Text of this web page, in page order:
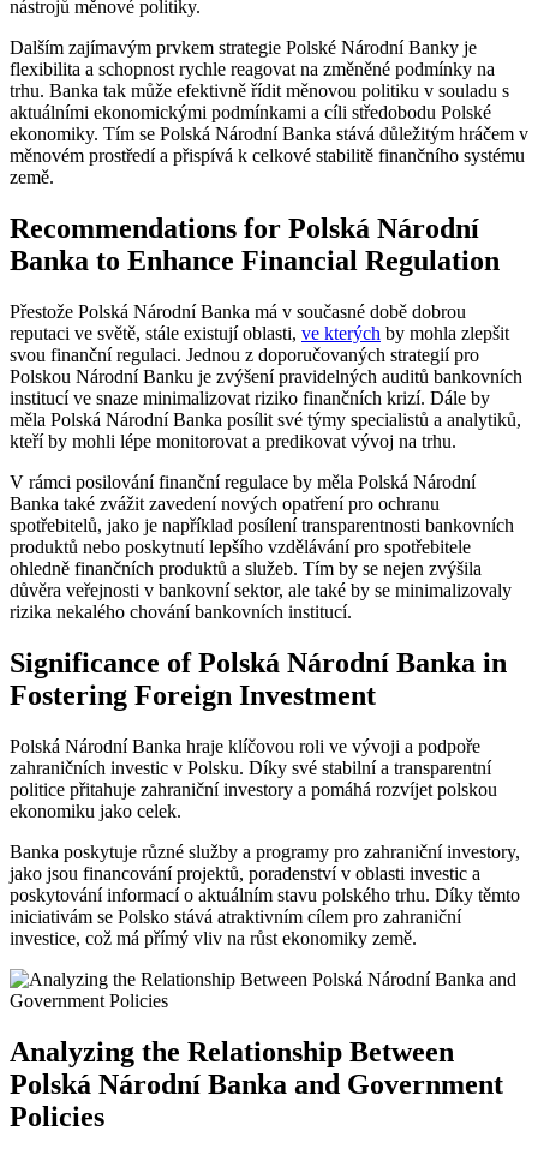
nástrojů měnové politiky.
Dalším ⁢zajímavým prvkem strategie Polské Národní‌ Banky ‌je
flexibilita a schopnost rychle reagovat na změněné podmínky na
trhu. Banka tak může efektivně řídit měnovou politiku⁤ v souladu s
‍aktuálními ekonomickými podmínkami ⁣a cíli středobodu Polské
⁣ekonomiky. Tím se Polská Národní Banka stává důležitým hráčem v
měnovém prostředí a přispívá ⁢k celkové stabilitě finančního systému
země.
Recommendations ‌for Polská Národní
Banka to Enhance Financial Regulation
Přestože ⁢Polská Národní Banka má v ​současné ‍době dobrou
reputaci ve světě, stále existují oblasti, ve ​kterých by mohla zlepšit
svou finanční ‍regulaci. Jednou⁤ z doporučovaných strategií pro
Polskou Národní‍ Banku je zvýšení pravidelných auditů bankovních
institucí‌ ve ⁣snaze minimalizovat riziko finančních krizí. Dále by
měla Polská Národní Banka posílit své týmy specialistů a analytiků,
kteří by mohli lépe monitorovat a predikovat vývoj na‌ trhu.
V‍ rámci posilování ⁢finanční ⁤regulace by‌ měla ⁢Polská​ Národní
Banka⁤ také zvážit⁤ zavedení nových opatření pro ochranu
spotřebitelů, jako je například posílení transparentnosti bankovních
produktů nebo poskytnutí lepšího vzdělávání pro spotřebitele
ohledně finančních produktů ‌a služeb. Tím by se nejen zvýšila
důvěra veřejnosti⁤ v bankovní sektor, ale‍ také by ​se minimalizovaly
⁢rizika nekalého chování ​bankovních institucí.
Significance of ​Polská Národní Banka in
Fostering ‍Foreign Investment
Polská Národní ⁤Banka hraje ​klíčovou roli ve vývoji ‌a podpoře
zahraničních investic v Polsku. Díky ⁤své ⁤stabilní⁣ a transparentní
politice⁣ přitahuje zahraniční investory a pomáhá rozvíjet polskou
ekonomiku jako celek.
Banka poskytuje různé‍ služby‌ a programy pro zahraniční investory,
jako jsou financování projektů,⁤ poradenství v oblasti investic a
poskytování informací o aktuálním stavu polského trhu. Díky těmto
‍iniciativám ​se Polsko stává atraktivním cílem ⁤pro zahraniční
investice, ⁣což má přímý vliv ⁤na růst ekonomiky země.
Analyzing the ‍Relationship Between
Polská Národní Banka and Government⁤
Policies